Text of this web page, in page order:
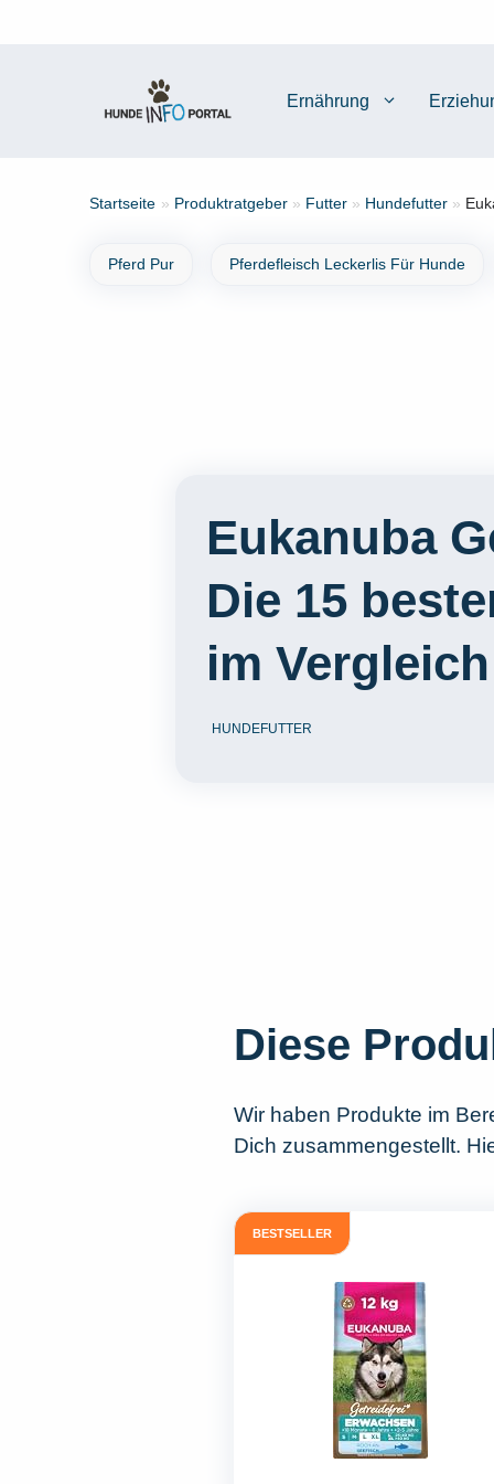
Ernährung
Startseite » Produktratgeber » Futter » Hundefutter »
Pferd Pur Pferdefleisch Leckerlis Für Hunde
Eukanuba
Die 15
im Vergleich
HUNDEFUTTER
Diese
Wir haben Produkte im
Dich zusammengestellt.
BESTSELLER